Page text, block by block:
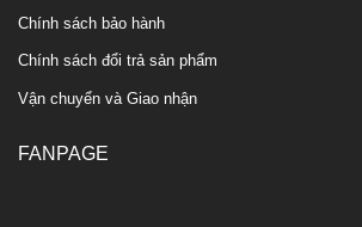
Chính sách bảo hành
Chính sách đổi trả sản phẩm
Vận chuyển và Giao nhận
FANPAGE